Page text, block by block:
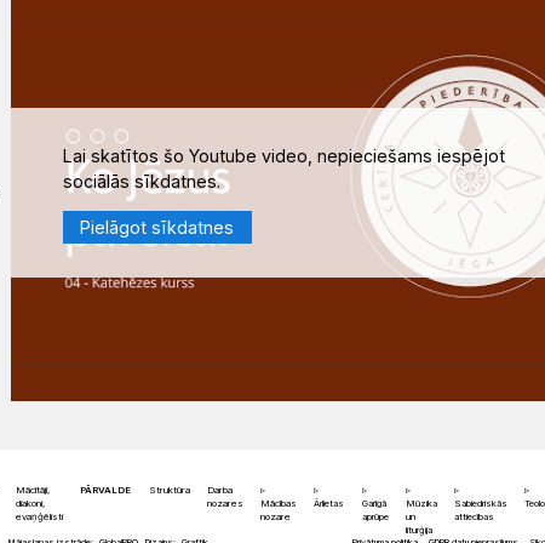
Lai skatītos šo Youtube video, nepieciešams iespējot
sociālās sīkdatnes.
Pielāgot sīkdatnes
Mācītāji,
diakoni,
evaņģēlisti
PĀRVALDE Struktūra
Darba
nozares
Mācības
nozare
Ārlietas
Garīgā
aprūpe
Mūzika
un
liturģija
Sabiedriskās
attiecības